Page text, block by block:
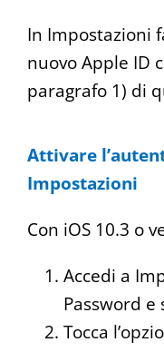
In Impostazioni
nuovo Apple ID
paragrafo 1) di
Attivare
Impostazioni
Con iOS 10.3 o
Accedi a
Password e
Tocca